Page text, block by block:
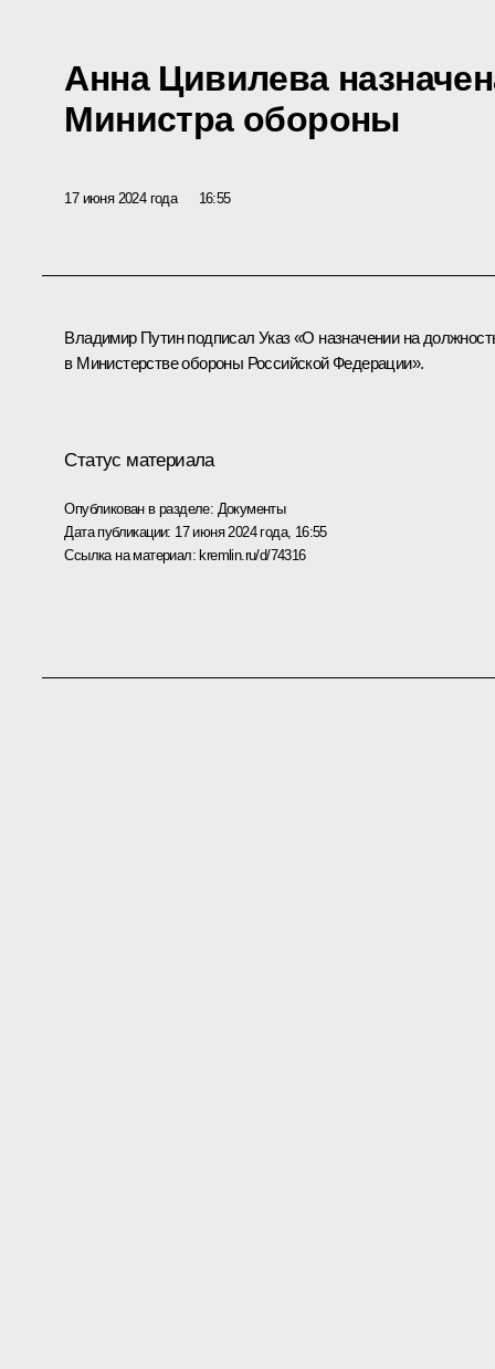
Анна Цивилева
Министра обороны
17 июня 2024 года 16:55
Владимир Путин подписал Указ «О назначении на
в Министерстве обороны Российской Федерации».
Статус материала
Опубликован в разделе: Документы
Дата публикации: 17 июня 2024 года, 16:55
Ссылка на материал:kremlin.ru/d/74316